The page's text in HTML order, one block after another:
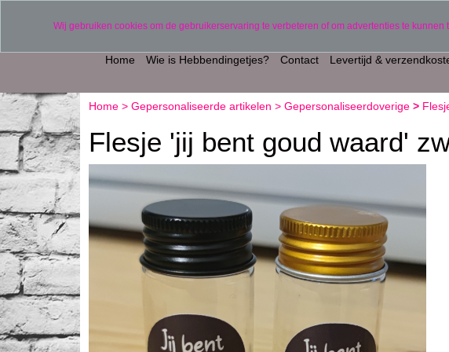
Home Wie is Hebbendingetjes? Contact Levertijd &
Home > Gepersonaliseerde artikelen > Gepersonaliseerdoverige >
Flesje 'jij bent goud waard'
Wij gebruiken cookies om de gebruikerservaring te verbeteren of om advertenties te